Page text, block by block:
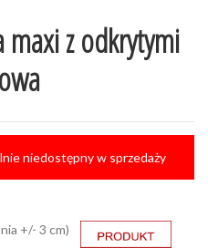
maxi z odkrytymi
niedostępny w sprzedaży
+/- 3 cm)